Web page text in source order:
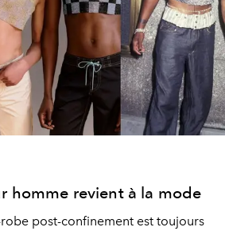
homme revient à la mode
post-confinement est toujours